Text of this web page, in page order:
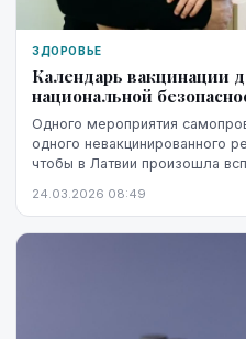
ЗДОРОВЬЕ
Календарь вакцинации
национальной
Одного мероприятия
одного невакцинированного
чтобы в Латвии произошла
24.03.2026 08:49